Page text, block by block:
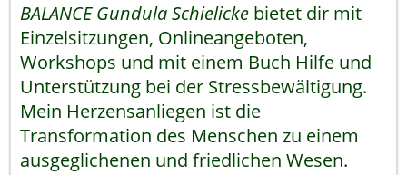
BALANCE Gundula Schielicke bietet dir mit
Einzelsitzungen, Onlineangeboten,
Workshops und mit einem Buch Hilfe und
Unterstützung bei der Stressbewältigung.
Mein Herzensanliegen ist die
Transformation des Menschen zu einem
ausgeglichenen und friedlichen Wesen.